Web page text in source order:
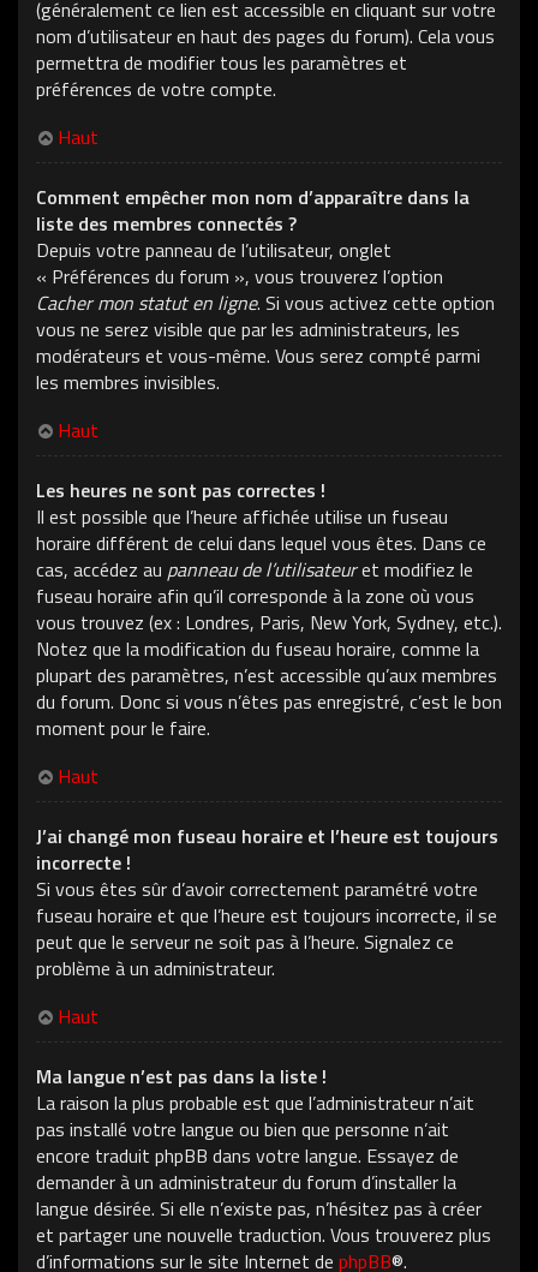
(généralement ce lien est accessible en cliquant sur votre
nom d’utilisateur en haut des pages du forum). Cela vous
permettra de modifier tous les paramètres et
préférences de votre compte.
Haut
Comment empêcher mon nom d’apparaître dans la
liste des membres connectés ?
Depuis votre panneau de l’utilisateur, onglet
« Préférences du forum », vous trouverez l’option
Cacher mon statut en ligne. Si vous activez cette option
vous ne serez visible que par les administrateurs, les
modérateurs et vous-même. Vous serez compté parmi
les membres invisibles.
Haut
Les heures ne sont pas correctes !
Il est possible que l’heure affichée utilise un fuseau
horaire différent de celui dans lequel vous êtes. Dans ce
cas, accédez au panneau de l’utilisateuret modifiez le
fuseau horaire afin qu’il corresponde à la zone où vous
vous trouvez (ex : Londres, Paris, New York, Sydney, etc.).
Notez que la modification du fuseau horaire, comme la
plupart des paramètres, n’est accessible qu’aux membres
du forum. Donc si vous n’êtes pas enregistré, c’est le bon
moment pour le faire.
Haut
J’ai changé mon fuseau horaire et l’heure est toujours
incorrecte !
Si vous êtes sûr d’avoir correctement paramétré votre
fuseau horaire et que l’heure est toujours incorrecte, il se
peut que le serveur ne soit pas à l’heure. Signalez ce
problème à un administrateur.
Haut
Ma langue n’est pas dans la liste !
La raison la plus probable est que l’administrateur n’ait
pas installé votre langue ou bien que personne n’ait
encore traduit phpBB dans votre langue. Essayez de
demander à un administrateur du forum d’installer la
langue désirée. Si elle n’existe pas, n’hésitez pas à créer
et partager une nouvelle traduction. Vous trouverez plus
d’informations sur le site Internet de phpBB®.